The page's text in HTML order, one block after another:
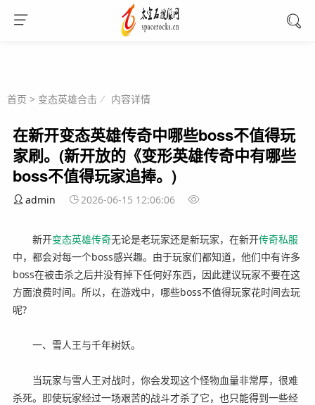
首页 > 变态英雄合击 内容详情
在新开变态英雄传奇中哪些boss不值得玩
家刷。(新开放的《变形英雄传奇中有哪些
boss不值得玩家追捧。)
admin 2026-06-15 12:06:06
新开变态英雄传奇无论是老玩家还是新玩家，在新开传奇私服
中，都会对每一个boss感兴趣。由于玩家们都知道，他们中有许多
boss在被击杀之后并没有掉下任何好东西，因此建议玩家不要在这
方面浪费时间。所以，在游戏中，哪些boss不值得玩家花时间去玩
呢?
一、雪人王与千年树妖。
当玩家与雪人王对战时，你会发现这个怪物血量非常厚，很难
杀死。即使玩家经过一场艰苦的战斗才杀了它，也只能得到一些经